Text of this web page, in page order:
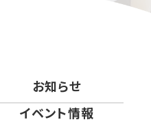
お知らせ
イベント情報